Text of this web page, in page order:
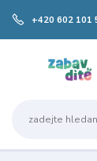
+420 602 101